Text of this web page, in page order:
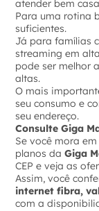
atender bem
Para uma rotina
suficientes.
Já para famílias
streaming em
pode ser melhor
altas.
O mais
seu consumo e
seu endereço.
Consulte Giga
Se você mora
planos daGiga
CEP e veja as
Assim, você
internet fibra,
com a